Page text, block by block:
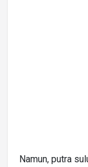
Namun, putra